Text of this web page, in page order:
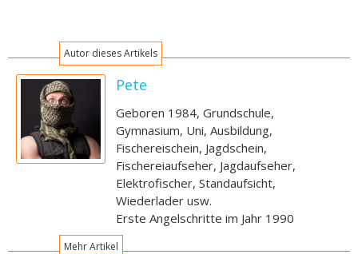
Autor dieses Artikels
Pete
Geboren 1984, Grundschule,
Gymnasium, Uni, Ausbildung,
Fischereischein, Jagdschein,
Fischereiaufseher, Jagdaufseher,
Elektrofischer, Standaufsicht,
Wiederlader usw.
Erste Angelschritte im Jahr 1990
Mehr Artikel